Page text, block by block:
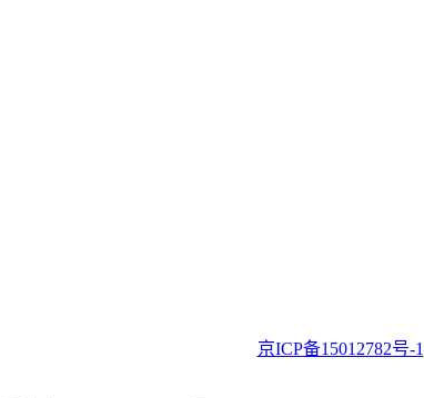
京ICP备15012782号-1